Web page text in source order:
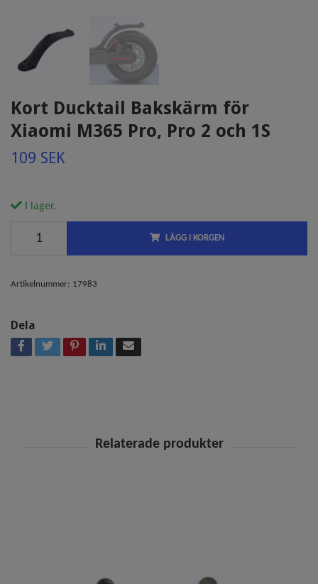
Kort Ducktail Bakskärm för
Xiaomi M365 Pro, Pro 2 och 1S
109 SEK
I lager.
LÄGG I KORGEN
Artikelnummer: 17983
Dela